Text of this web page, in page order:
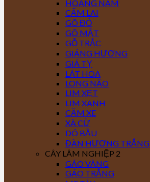
HOÀNG NAM
CẨM LAI
GÕ ĐỎ
GÕ MẬT
GỖ TRẮC
GIÁNG HƯƠNG
GIÁ TỴ
LÁT HOA
LONG NÃO
LIM XẸT
LIM XANH
CĂM XE
XÀ CỪ
DÓ BẦU
ĐÀN HƯƠNG TRẮNG
CÂY LÂM NGHIỆP 2
GÁO VÀNG
GÁO TRẮNG